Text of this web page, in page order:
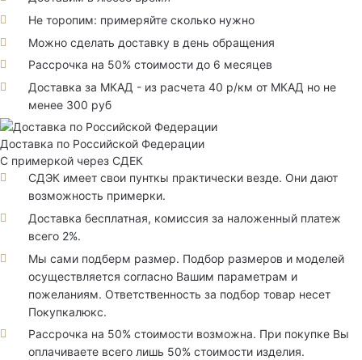
Не торопим: примеряйте сколько нужно
Можно сделать доставку в день обращения
Рассрочка на 50% стоимости до 6 месяцев
Доставка за МКАД - из расчета 40 р/км от МКАД но не
менее 300 руб
Доставка по Российской Федерации
С примеркой через СДЕК
СДЭК имеет свои пунткы практически везде. Они дают
возможность примерки.
Доставка бесплатная, комиссия за наложенный платеж
всего 2%.
Мы сами подберм размер. Подбор размеров и моделей
осуществляется согласно Вашим параметрам и
пожеланиям. Ответственность за подбор товар несет
Покупкалюкс.
Рассрочка на 50% стоимости возможна. При покупке Вы
оплачиваете всего лишь 50% стоимости изделия.